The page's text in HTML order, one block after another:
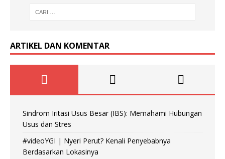
ARTIKEL DAN KOMENTAR
Sindrom Iritasi Usus Besar (IBS): Memahami Hubungan
Usus dan Stres
#videoYGI | Nyeri Perut? Kenali Penyebabnya
Berdasarkan Lokasinya